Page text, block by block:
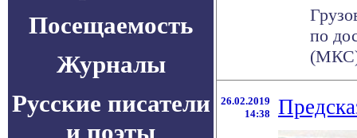
Посещаемость
Журналы
Русские писатели
и поэты
по
(МКС)
26.02.2019
14:38